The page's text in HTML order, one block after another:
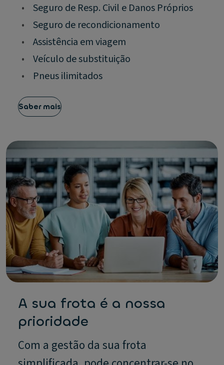
•
Seguro de Resp. Civil e Danos Próprios
•
Seguro de recondicionamento
•
Assistência em viagem
•
Veículo de substituição
•
Pneus ilimitados
Saber mais
A sua frota é a nossa
prioridade
Com a gestão da sua frota